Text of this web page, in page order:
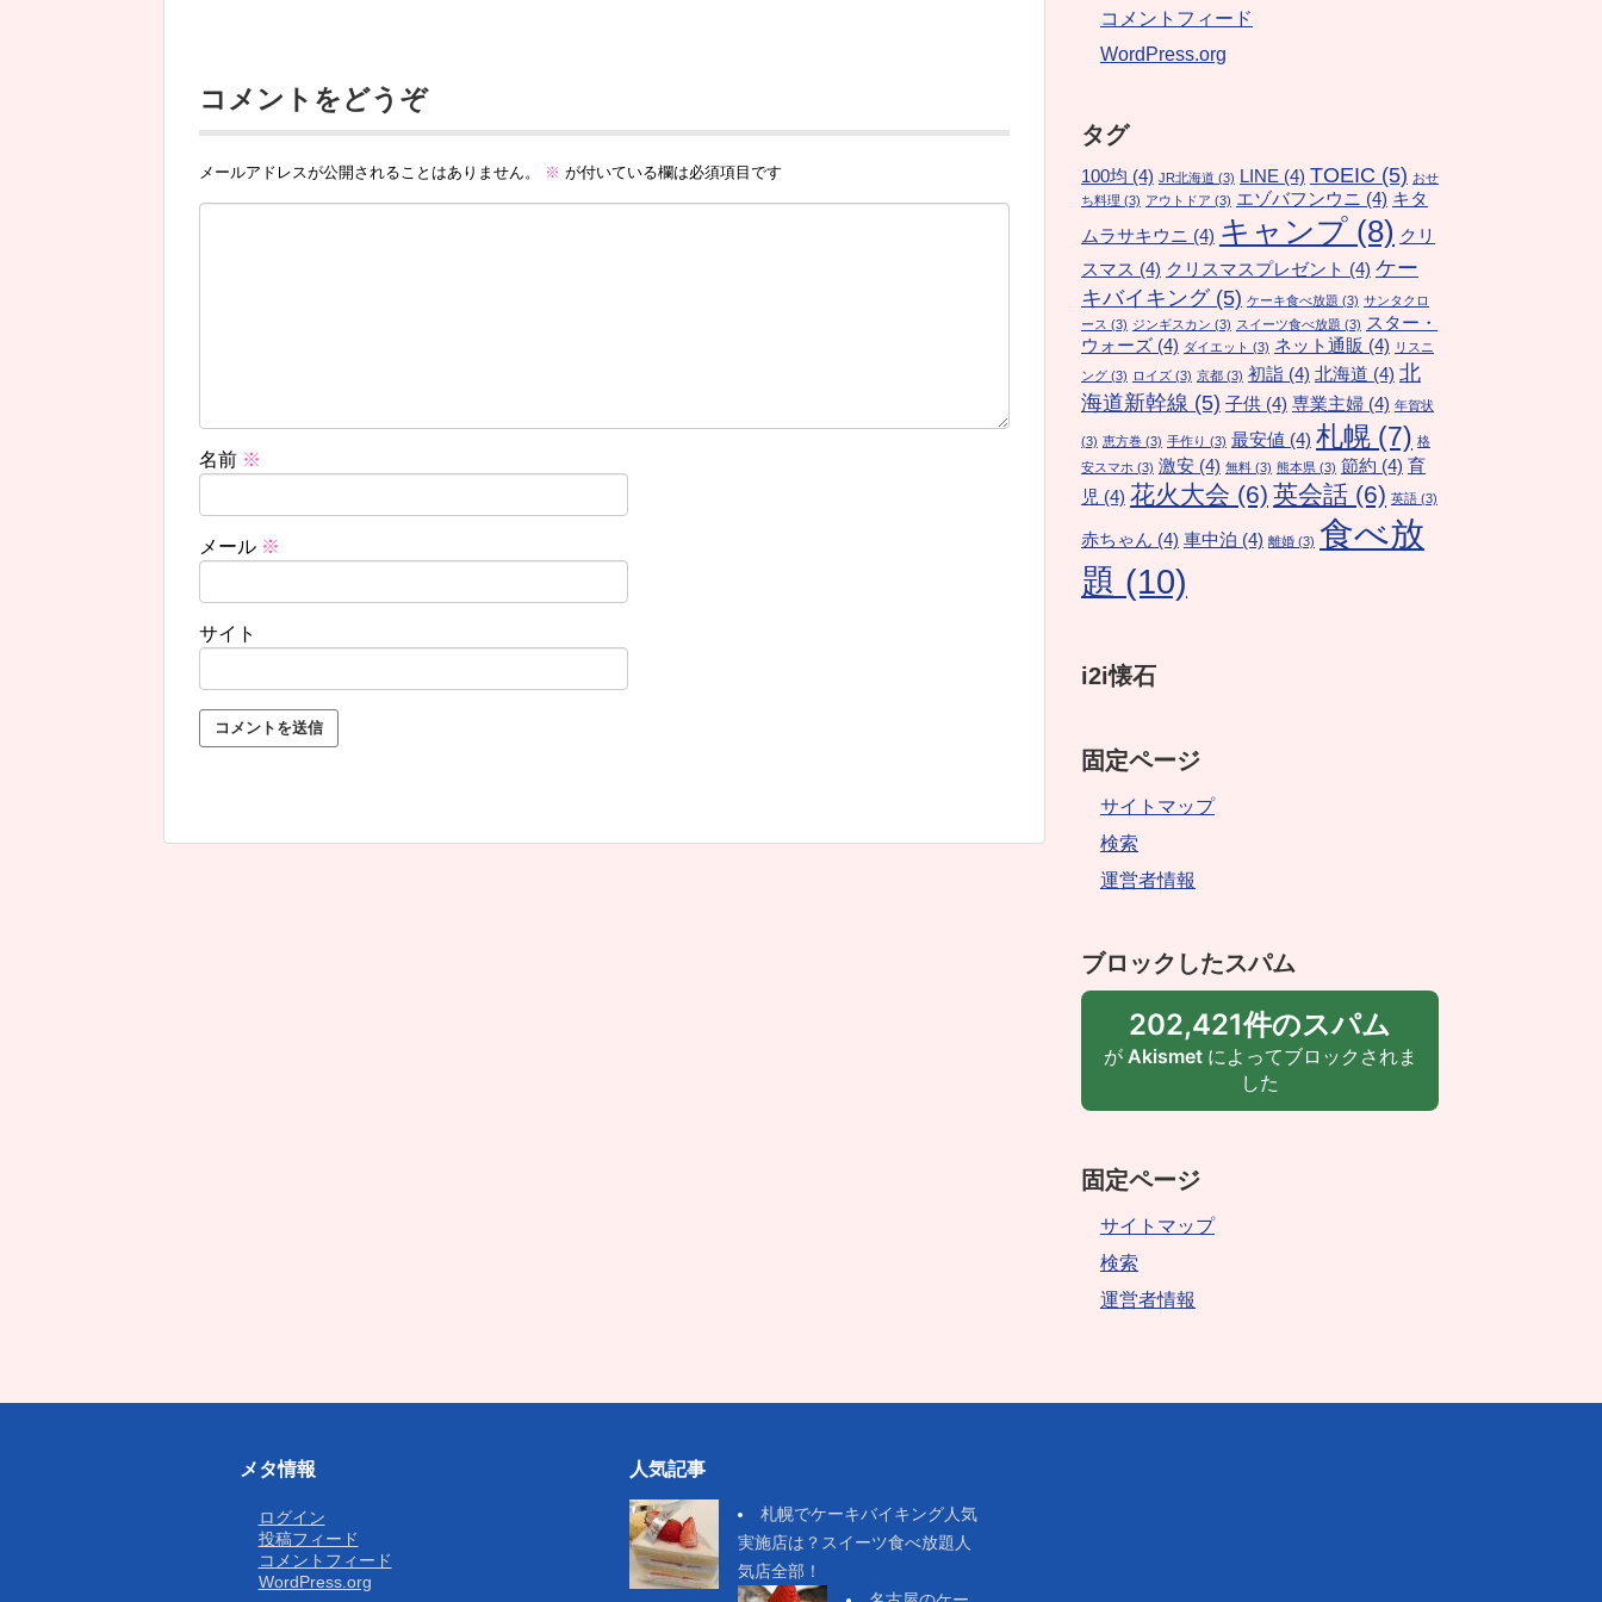
コメントをどうぞ
メールアドレスが公開されることはありません。 ※ が付いている欄は必須項目です
名前 ※
メール ※
サイト
コメントフィード
WordPress.org
タグ
100均 (4) JR北海道 (3) LINE (4) TOEIC (5) おせ
ち料理 (3) アウトドア (3) エゾバフンウニ (4) キタ
ムラサキウニ (4) キャンプ (8) クリ
スマス (4) クリスマスプレゼント (4) ケー
キバイキング(5) ケーキ食べ放題 (3) サンタクロ
ース (3) ジンギスカン (3) スイーツ食べ放題 (3) スター・
ウォーズ (4) ダイエット (3) ネット通販 (4) リスニ
ング (3) ロイズ (3) 京都 (3) 初詣 (4) 北海道 (4) 北
海道新幹線 (5) 子供 (4) 専業主婦 (4) 年賀状
(3) 恵方巻 (3) 手作り (3) 最安値 (4) 札幌 (7) 格
安スマホ (3) 激安 (4) 無料 (3) 熊本県 (3) 節約 (4) 育
児 (4) 花火大会 (6) 英会話 (6) 英語 (3)
赤ちゃん (4) 車中泊 (4) 離婚 (3) 食べ放
題 (10)
i2i懐石
固定ページ
サイトマップ
検索
運営者情報
ブロックしたスパム
202,421件のスパム
が Akismetによってブロックされま
した
固定ページ
サイトマップ
検索
運営者情報
メタ情報
ログイン
投稿フィード
コメントフィード
WordPress.org
人気記事
札幌でケーキバイキング人気
実施店は？スイーツ食べ放題人
気店全部！